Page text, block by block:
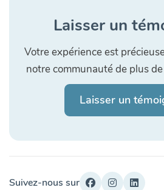
Laisser un
Votre expérience est
notre communauté de plus
Laisser un
Suivez-nous sur